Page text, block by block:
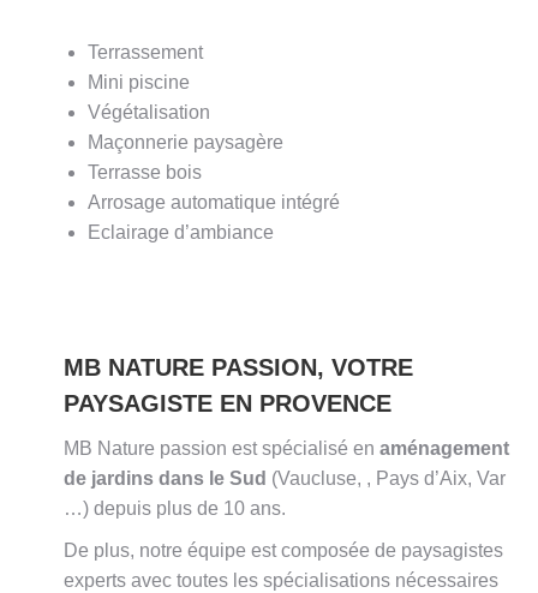
Terrassement
Mini piscine
Végétalisation
Maçonnerie paysagère
Terrasse bois
Arrosage automatique intégré
Eclairage d’ambiance
MB NATURE PASSION, VOTRE
PAYSAGISTE EN PROVENCE
MB Nature passion est spécialisé en aménagement
de jardins dans le Sud (Vaucluse, , Pays d’Aix, Var
…) depuis plus de 10 ans.
De plus, notre équipe est composée de paysagistes
experts avec toutes les spécialisations nécessaires